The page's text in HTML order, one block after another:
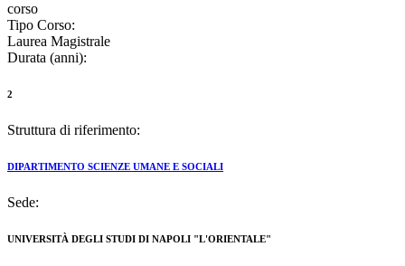
corso
Tipo Corso:
Laurea Magistrale
Durata (anni):
2
Struttura di riferimento:
DIPARTIMENTO SCIENZE UMANE E SOCIALI
Sede:
UNIVERSITÀ DEGLI STUDI DI NAPOLI "L'ORIENTALE"